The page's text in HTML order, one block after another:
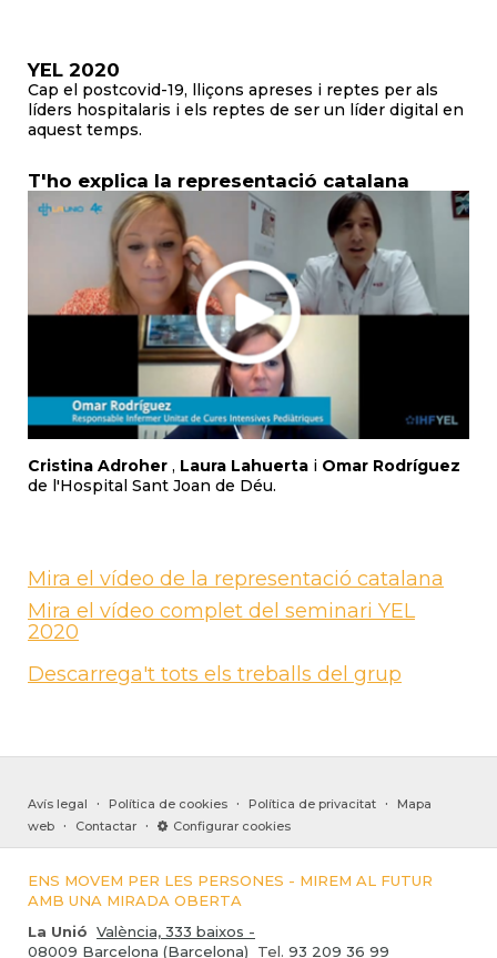
YEL 2020
Cap el postcovid-19, lliçons apreses i reptes per als
líders hospitalaris i els reptes de ser un líder digital en
aquest temps.
T'ho explica la representació catalana
Cristina Adroher , Laura Lahuerta i Omar Rodríguez
de l'Hospital Sant Joan de Déu.
Mira el vídeo de la representació catalana
Mira el vídeo complet del seminari YEL
2020
Descarrega't tots els treballs del grup
Avís legal · Política de cookies · Política de privacitat ·
Mapa
web
· Contactar · Configurar cookies
ENS MOVEM PER LES PERSONES - MIREM AL FUTUR
AMB UNA MIRADA OBERTA
La Unió València, 333 baixos -
08009 Barcelona (Barcelona) Tel. 93 209 36 99